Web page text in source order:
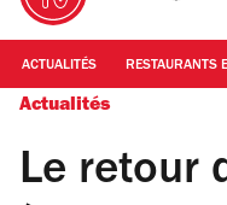
ACTUALITÉS RESTAURANTS
Actualités
Le retour